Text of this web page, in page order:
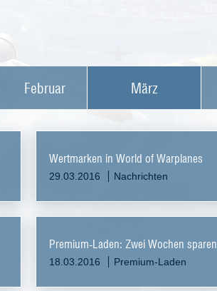
Februar März
Wertmarken in World of Warplanes
29.03.2016 Nachrichten
Premium-Laden: Zwei Wochen sparen
18.03.2016 Premium-Laden